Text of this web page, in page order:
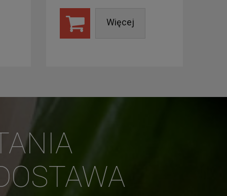
Więcej